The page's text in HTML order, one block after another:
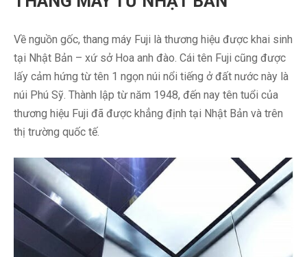
Về nguồn gốc, thang máy Fuji là thương hiệu được khai sinh
tại Nhật Bản – xứ sở Hoa anh đào. Cái tên Fuji cũng được
lấy cảm hứng từ tên 1 ngọn núi nổi tiếng ở đất nước này là
núi Phú Sỹ. Thành lập từ năm 1948, đến nay tên tuổi của
thương hiệu Fuji đã được khẳng định tại Nhật Bản và trên
thị trường quốc tế.